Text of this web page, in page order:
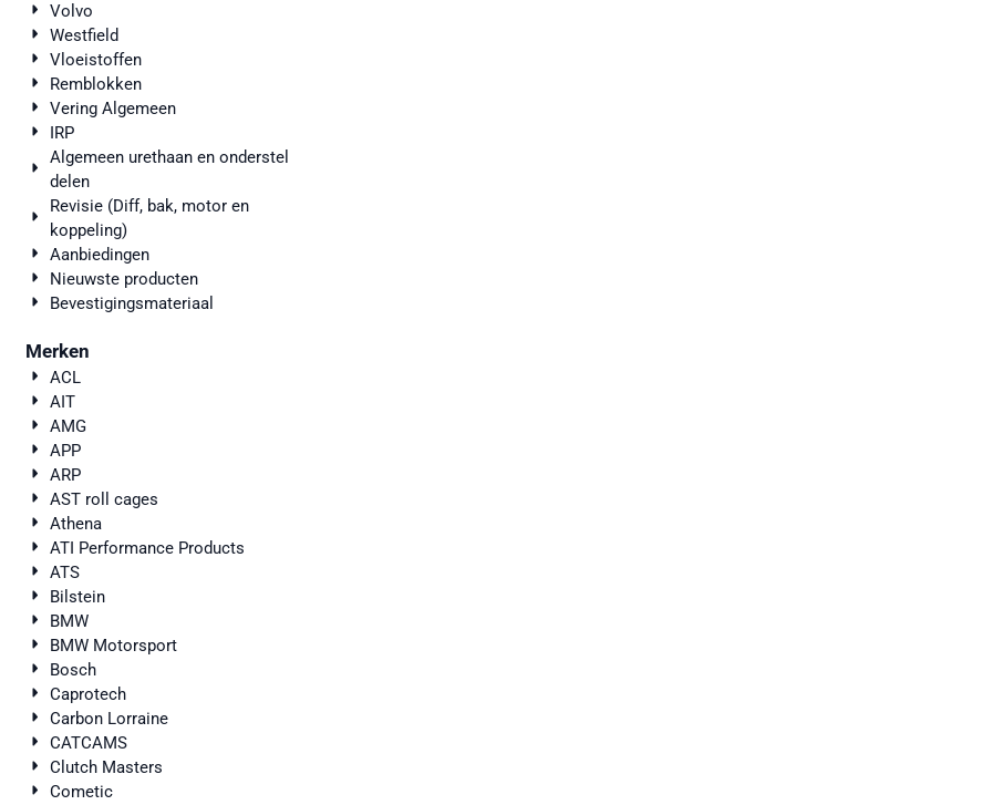
Volvo
Westfield
Vloeistoffen
Remblokken
Vering Algemeen
IRP
Algemeen urethaan en onderstel
delen
Revisie (Diff, bak, motor en
koppeling)
Aanbiedingen
Nieuwste producten
Bevestigingsmateriaal
Merken
ACL
AIT
AMG
APP
ARP
AST roll cages
Athena
ATI Performance Products
ATS
Bilstein
BMW
BMW Motorsport
Bosch
Caprotech
Carbon Lorraine
CATCAMS
Clutch Masters
Cometic